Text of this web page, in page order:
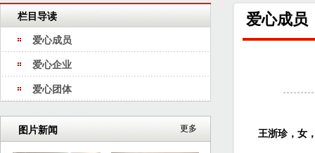
栏目导读
爱心成员
爱心企业
爱心团体
图片新闻 更多
爱心成员
王浙珍，女